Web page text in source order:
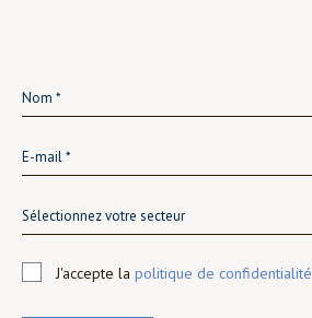
Sélectionnez votre secteur
J'accepte la politique de confidentialité